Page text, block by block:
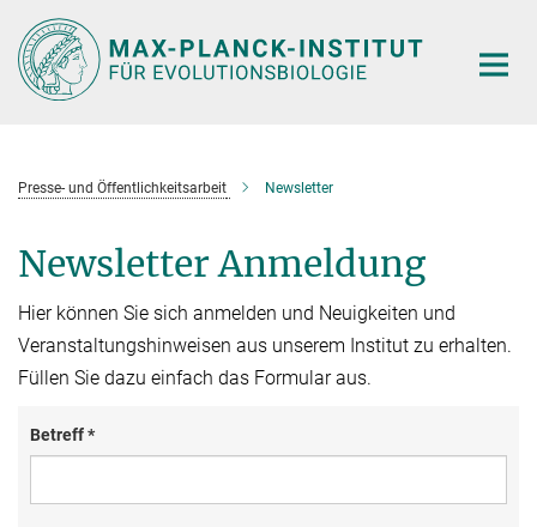
Hauptinhalt
Presse- und Öffentlichkeitsarbeit Newsletter
Newsletter Anmeldung
Hier können Sie sich anmelden und Neuigkeiten und
Veranstaltungshinweisen aus unserem Institut zu erhalten.
Füllen Sie dazu einfach das Formular aus.
Betreff *